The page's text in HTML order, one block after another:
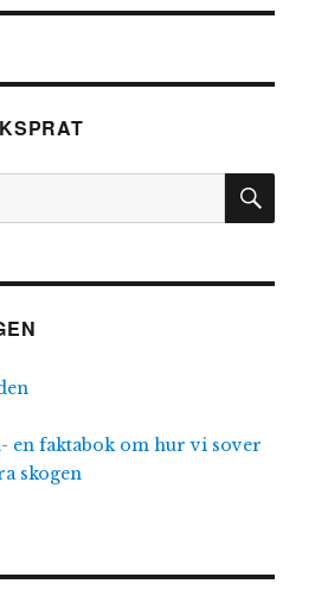
en faktabok om hur vi sover
skogen